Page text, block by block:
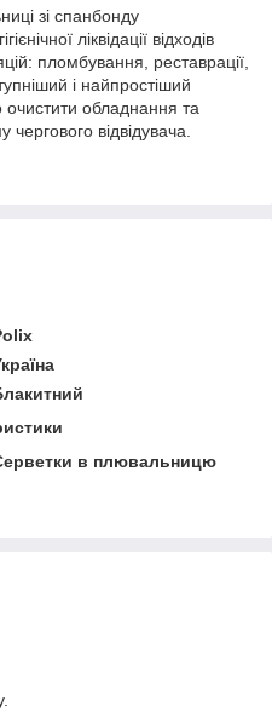
зі спанбонду
ліквідації відходів
пломбування, реставрації,
і найпростіший
обладнання та
чергового відвідувача.
в плювальницю